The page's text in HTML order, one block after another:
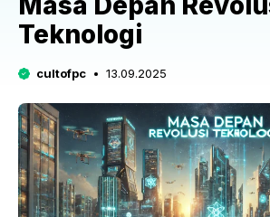
Teknologi
cultofpc 13.09.2025